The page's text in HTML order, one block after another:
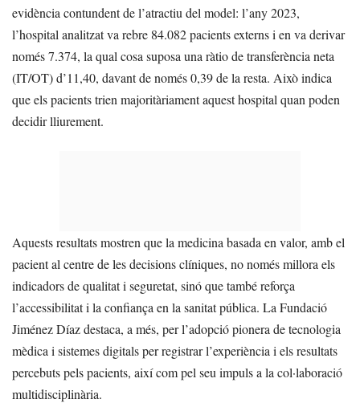
evidència contundent de l’atractiu del model: l’any 2023,
l’hospital analitzat va rebre 84.082 pacients externs i en va derivar
només 7.374, la qual cosa suposa una ràtio de transferència neta
(IT/OT) d’11,40, davant de només 0,39 de la resta. Això indica
que els pacients trien majoritàriament aquest hospital quan poden
decidir lliurement.
Aquests resultats mostren que la medicina basada en valor, amb el
pacient al centre de les decisions clíniques, no només millora els
indicadors de qualitat i seguretat, sinó que també reforça
l’accessibilitat i la confiança en la sanitat pública. La Fundació
Jiménez Díaz destaca, a més, per l’adopció pionera de tecnologia
mèdica i sistemes digitals per registrar l’experiència i els resultats
percebuts pels pacients, així com pel seu impuls a la col·laboració
multidisciplinària.